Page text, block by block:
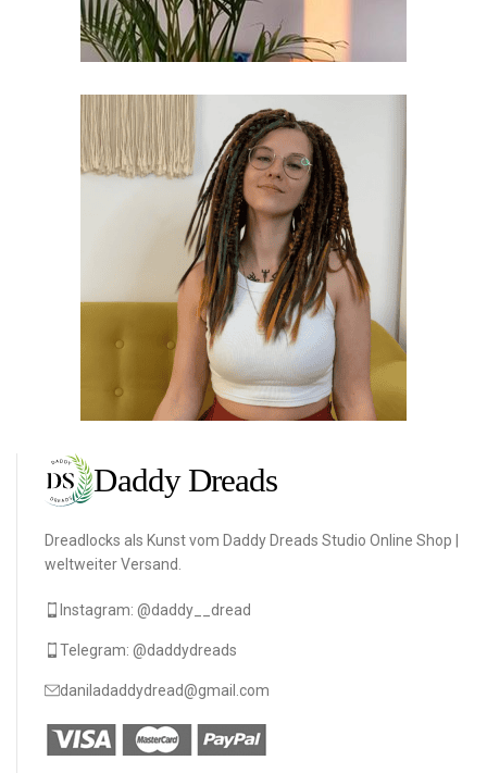
Dreadlocks als Kunst vom Daddy Dreads Studio Online Shop |
weltweiter Versand.
Instagram: @daddy__dread
Telegram: @daddydreads
daniladaddydread@gmail.com